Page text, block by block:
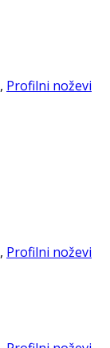
, Profilni noževi
, Profilni noževi